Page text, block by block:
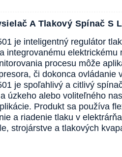
A Tlakový Spínač S
je inteligentný regulátor
integrovanému
procesu môže
či dokonca ovládanie
je spoľahlivý a citlivý
úzkeho alebo voliteľného
Produkt sa používa
a riadenie tlaku v
strojárstve a tlakových